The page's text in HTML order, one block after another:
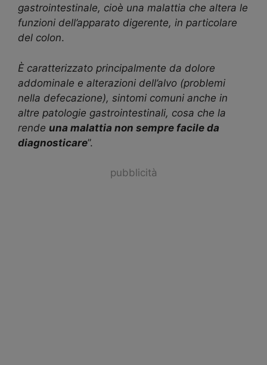
gastrointestinale, cioè una malattia che altera le
funzioni dell’apparato digerente, in particolare
del colon.
È caratterizzato principalmente da dolore
addominale e alterazioni dell’alvo (problemi
nella defecazione), sintomi comuni anche in
altre patologie gastrointestinali, cosa che la
rende una malattia non sempre facile da
diagnosticare”.
pubblicità